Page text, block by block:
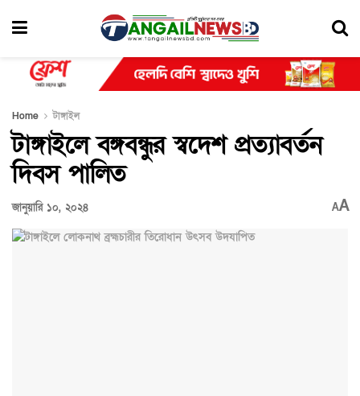
Home টাঙ্গাইল
টাঙ্গাইলে বঙ্গবন্ধুর স্বদেশ প্রত্যাবর্তন
দিবস পালিত
জানুয়ারি ১০, ২০২৪ AA